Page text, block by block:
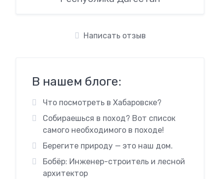
Написать отзыв
В нашем блоге:
Что посмотреть в Хабаровске?
Собираешься в поход? Вот список
самого необходимого в походе!
Берегите природу — это наш дом.
Бобёр: Инженер-строитель и лесной
архитектор